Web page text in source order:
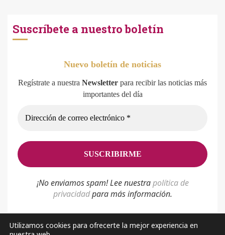
Suscríbete a nuestro boletín
Nuevo boletín de noticias
Regístrate a nuestra Newsletter para recibir las noticias más
importantes del día
¡No enviamos spam! Lee nuestrapolítica de
privacidadpara más información.
Utilizamos cookies para ofrecerte la mejor experiencia en